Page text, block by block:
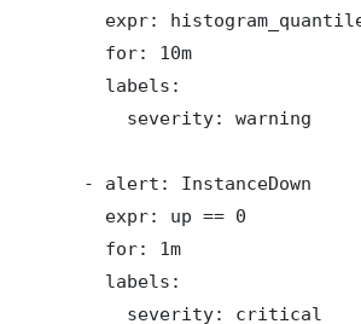
expr:
        for: 10m
        labels:
          severity: warning
      - alert: InstanceDown
        expr: up == 0
        for: 1m
        labels:
          severity: critical